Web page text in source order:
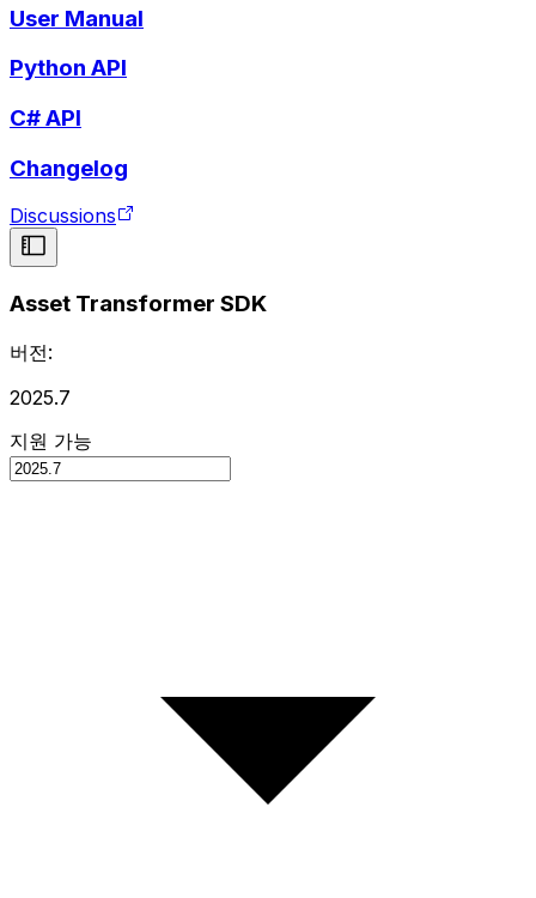
User Manual
Python API
C# API
Changelog
Discussions
Asset Transformer SDK
버전:
2025.7
지원 가능